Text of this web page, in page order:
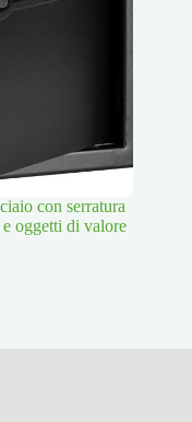
con serratura
oggetti di valore